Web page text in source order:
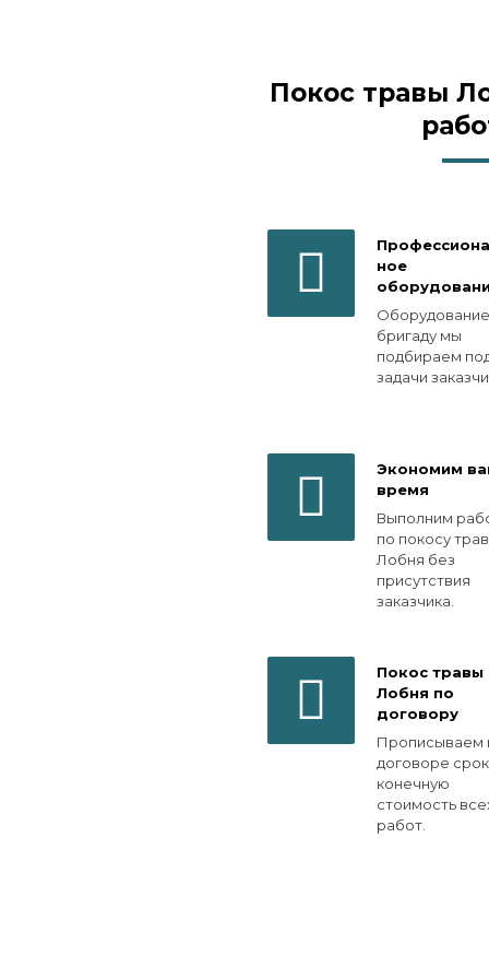
Покос травы
ное
бригаду мы
подбираем
задачи
Экономим
время
Выполним
по покосу
Лобня без
присутствия
заказчика.
Покос травы
Лобня по
договору
Прописываем
договоре
конечную
стоимость
работ.